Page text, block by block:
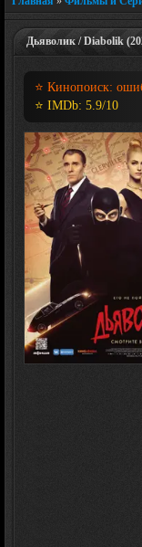
Дьяволик / Diabolik
⭐ Кинопоиск:
⭐ IMDb: 5.9/10